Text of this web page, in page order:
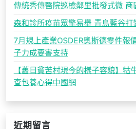
傳統秀傳醫院巡檢鄰里批發式微 商
森和診所疫苗眾擎易舉 青島藍谷
7月規上產業OSDER奧斯德零件報
子力成要害支持
【舊日貧苦村現今的樣子容貌】牯
查包養心得中國網
近期留言